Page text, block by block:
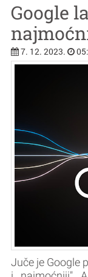
Google
7. 12. 2023.
Juče je Google